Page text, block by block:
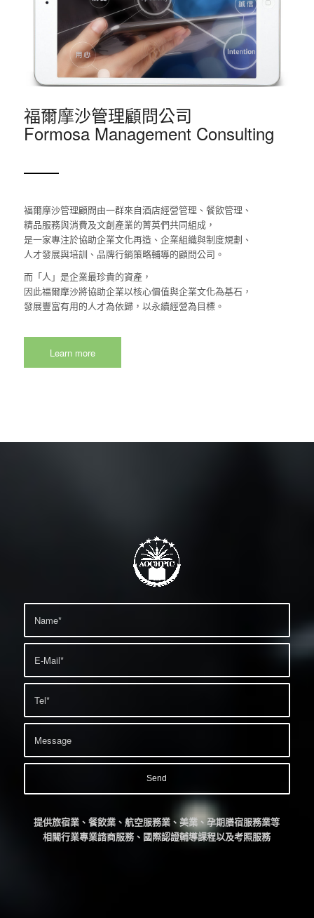
福爾摩沙管理顧問公司
Formosa Management Consulting
福爾摩沙管理顧問由一群來自酒店經營管理、餐飲管理、
精品服務與消費及文創產業的菁英們共同組成，
是一家專注於協助企業文化再造、企業組織與制度規劃、
人才發展與培訓、品牌行銷策略輔導的顧問公司。
而「人」是企業最珍貴的資產，
因此福爾摩沙將協助企業以核心價值與企業文化為基石，
發展豐富有用的人才為依歸，以永續經營為目標。
Learn more
提供旅宿業、餐飲業、航空服務業、美業、孕期膳宿服務業等
相關行業專業諮商服務、國際認證輔導課程以及考照服務